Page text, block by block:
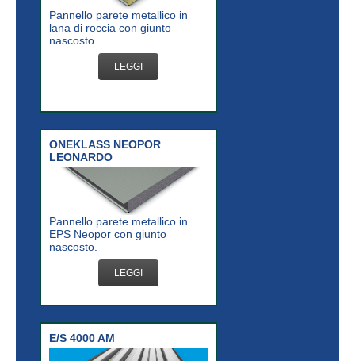
Pannello parete metallico in
lana di roccia con giunto
nascosto.
LEGGI
ONEKLASS NEOPOR
LEONARDO
Pannello parete metallico in
EPS Neopor con giunto
nascosto.
LEGGI
E/S 4000 AM